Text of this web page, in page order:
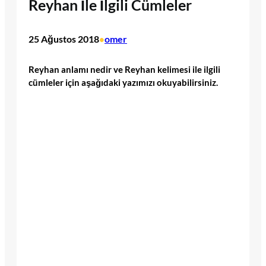
Reyhan İle İlgili Cümleler
25 Ağustos 2018•omer
Reyhan anlamı nedir ve Reyhan kelimesi ile ilgili
cümleler için aşağıdaki yazımızı okuyabilirsiniz.